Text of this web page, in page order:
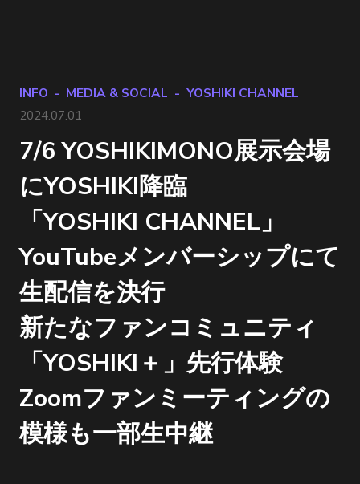
INFO MEDIA & SOCIAL
YOSHIKI CHANNEL
2024.07.01
7/6 YOSHIKIMONO展示会場
にYOSHIKI降臨
「YOSHIKI CHANNEL」
YouTubeメンバーシップにて
生配信を決行
新たなファンコミュニティ
「YOSHIKI＋」先行体験
Zoomファンミーティングの
模様も一部生中継